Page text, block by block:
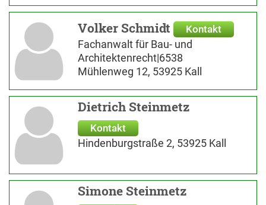
Volker Schmidt Kontakt
Fachanwalt für Bau- und
Architektenrecht|6538
Mühlenweg 12, 53925 Kall
Dietrich Steinmetz
Kontakt
Hindenburgstraße 2, 53925 Kall
Simone Steinmetz